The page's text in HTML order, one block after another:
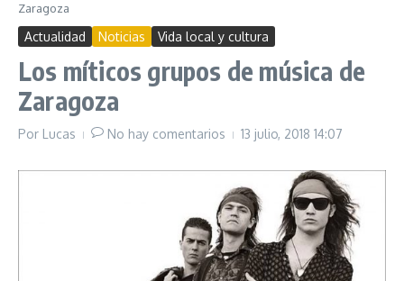
Zaragoza
Actualidad Noticias Vida local y cultura
Los míticos grupos de música de
Zaragoza
Por Lucas No hay comentarios 13 julio, 2018 14:07